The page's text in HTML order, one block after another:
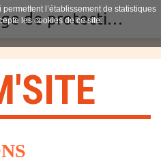
'SITE
l’établissement de statistiques
les cookies de ce site.
Le modèle belge de protection de l’enfance